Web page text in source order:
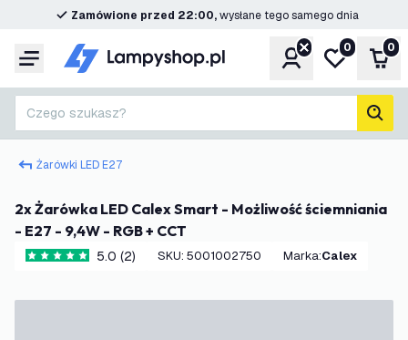
Zamówione przed 22:00,wysłane tego samego dnia
Menu KontoMoja lista
0 0
Czego szukasz?
Żarówki LED E27
2x Żarówka LED Calex Smart - Możliwość ściemniania
- E27 - 9,4W - RGB + CCT
5 Gwiazdki oceny
5.0 (2) SKU: 5001002750 Marka: Calex